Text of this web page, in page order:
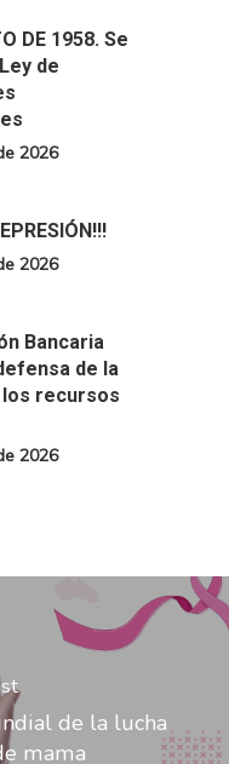
DE 1958. Se
de
2026
2026
Bancaria
de la
recursos
2026
de la lucha
mama